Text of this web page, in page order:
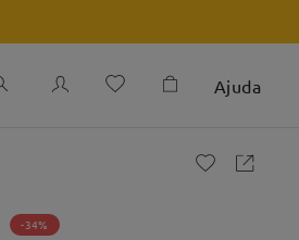
Ajuda
-34%